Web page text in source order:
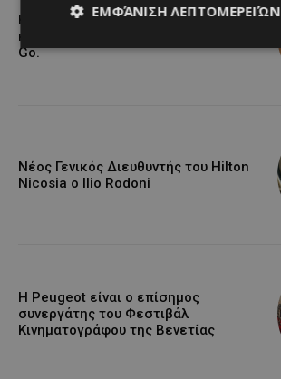
Η Arla Protein συνεχίζει να
καινοτομεί με το Arla Protein Food to
Go.
Νέος Γενικός Διευθυντής του Hilton
Nicosia ο Ilio Rodoni
Η Peugeot είναι ο επίσημος
συνεργάτης του Φεστιβάλ
Κινηματογράφου της Βενετίας
ΕΜΦΆΝΙΣΗ ΛΕΠΤΟΜΕΡΕΙΏΝ